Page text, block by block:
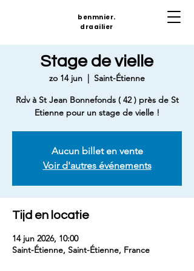
benmnier.
draailier
Stage de vielle
zo 14 jun
  |
Saint-Étienne
Rdv à St Jean Bonnefonds ( 42 ) près de St
Etienne pour un stage de vielle !
Aucun billet en vente
Voir d'autres événements
Tijd en locatie
14 jun 2026, 10:00
Saint-Étienne, Saint-Étienne, France